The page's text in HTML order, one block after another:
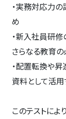
・実務対応力
め
・新入社員研
さらなる教育
・配置転換や
資料として活用
このテストに